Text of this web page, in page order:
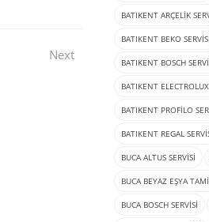
Next
BATIKENT ARÇELIK
BATIKENT BEKO SERVISI
BATIKENT BOSCH
BATIKENT
BATIKENT PROFILO
BATIKENT REGAL
BUCA ALTUS SERVISI
BUCA BEYAZ EŞYA
BUCA BOSCH SERVISI